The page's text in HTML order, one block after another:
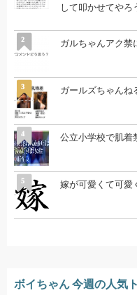
して叩かせてや
2 ガルちゃんアク禁
3 ガールズちゃんね
4 公立小学校で肌着
5 嫁が可愛くて可愛
ボイちゃん 今週の人気